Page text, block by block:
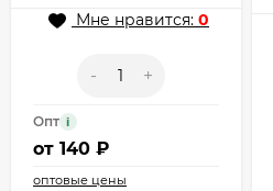
Мне нравится: 0
- +
Опт i
от 140 ₽
оптовые цены